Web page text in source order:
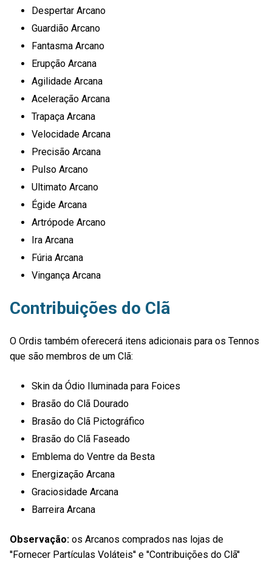
Despertar Arcano
Guardião Arcano
Fantasma Arcano
Erupção Arcana
Agilidade Arcana
Aceleração Arcana
Trapaça Arcana
Velocidade Arcana
Precisão Arcana
Pulso Arcano
Ultimato Arcano
Égide Arcana
Artrópode Arcano
Ira Arcana
Fúria Arcana
Vingança Arcana
Contribuições do Clã
O Ordis também oferecerá itens adicionais para os Tennos
que são membros de um Clã:
Skin da Ódio Iluminada para Foices
Brasão do Clã Dourado
Brasão do Clã Pictográfico
Brasão do Clã Faseado
Emblema do Ventre da Besta
Energização Arcana
Graciosidade Arcana
Barreira Arcana
Observação: os Arcanos comprados nas lojas de
''Fornecer Partículas Voláteis'' e ''Contribuições do Clã''